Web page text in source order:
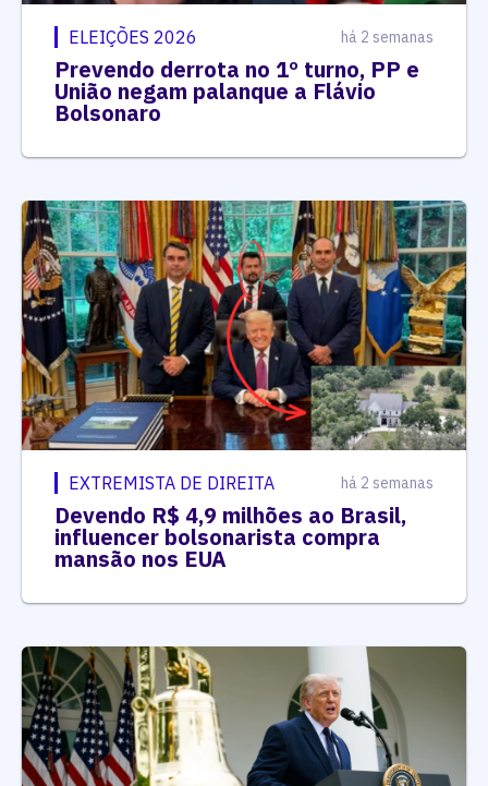
ELEIÇÕES 2026 há 2 semanas
Prevendo derrota no 1º turno, PP e
União negam palanque a Flávio
Bolsonaro
EXTREMISTA DE DIREITA há 2 semanas
Devendo R$ 4,9 milhões ao Brasil,
influencer bolsonarista compra
mansão nos EUA